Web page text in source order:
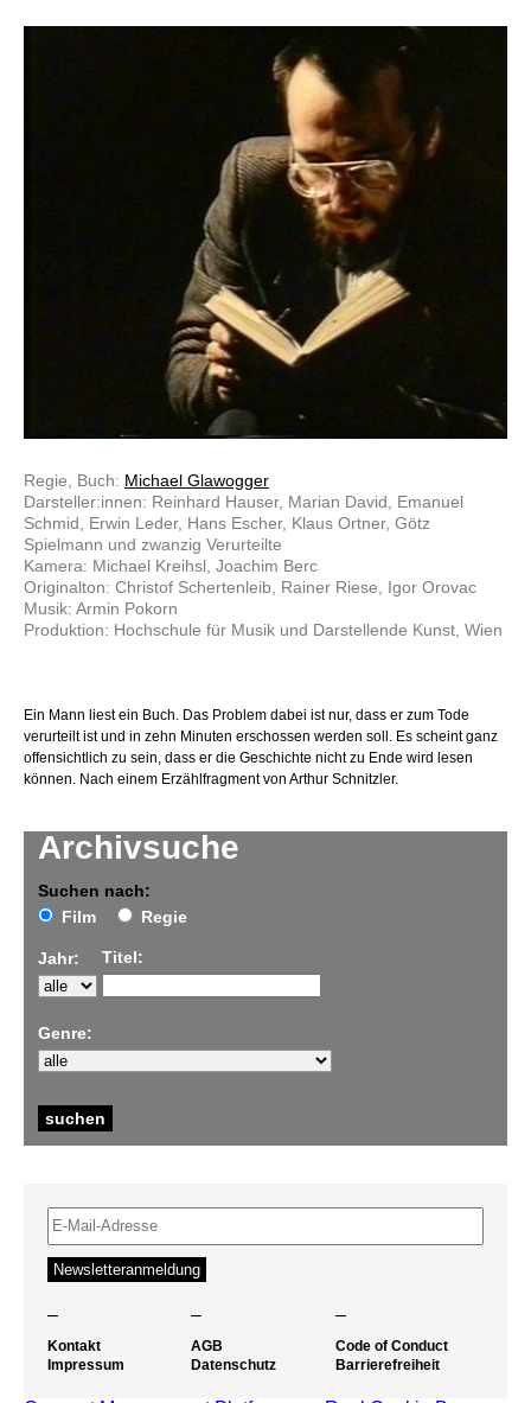
Archivsuche
Suchen nach:
Film
Regie
Jahr: Titel:
Genre:
Regie, Buch: Michael Glawogger
Darsteller:innen: Reinhard Hauser, Marian David, Emanuel
Schmid, Erwin Leder, Hans Escher, Klaus Ortner, Götz
Spielmann und zwanzig Verurteilte
Kamera: Michael Kreihsl, Joachim Berc
Originalton: Christof Schertenleib, Rainer Riese, Igor Orovac
Musik: Armin Pokorn
Produktion: Hochschule für Musik und Darstellende Kunst, Wien
Ein Mann liest ein Buch. Das Problem dabei ist nur, dass er zum Tode
verurteilt ist und in zehn Minuten erschossen werden soll. Es scheint ganz
offensichtlich zu sein, dass er die Geschichte nicht zu Ende wird lesen
können. Nach einem Erzählfragment von Arthur Schnitzler.
– – –
Kontakt
Impressum
AGB
Datenschutz
Code of Conduct
Barrierefreiheit